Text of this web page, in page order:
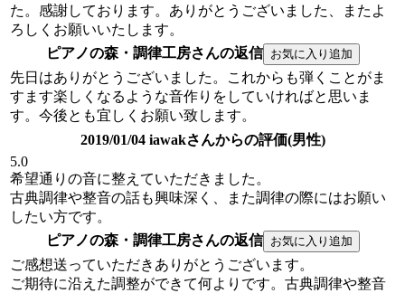
た。感謝しております。ありがとうございました、またよ
ろしくお願いいたします。
ピアノの森・調律工房さんの返信
先日はありがとうございました。これからも弾くことがま
すます楽しくなるような音作りをしていければと思いま
す。今後とも宜しくお願い致します。
2019/01/04 iawakさんからの評価(男性)
5.0
希望通りの音に整えていただきました。
古典調律や整音の話も興味深く、また調律の際にはお願い
したい方です。
ピアノの森・調律工房さんの返信
ご感想送っていただきありがとうございます。
ご期待に沿えた調整ができて何よりです。古典調律や整音